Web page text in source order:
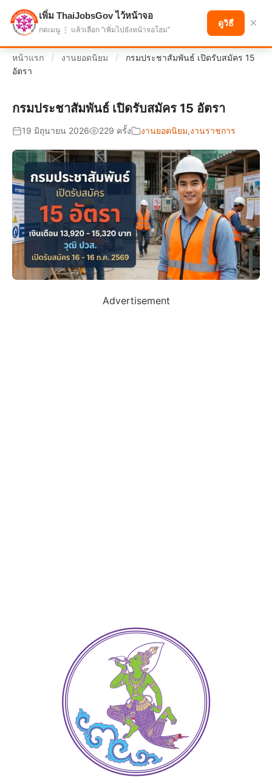
แบ่งปันโอกาส เพื่ออนาคตที่ก้าวหน้า
หน้าแรก / งานยอดนิยม /
กรมประชาสัมพันธ์ เปิดรับสมัคร 15
อัตรา
กรมประชาสัมพันธ์ เปิดรับสมัคร 15 อัตรา
19 มิถุนายน 2026 229 ครั้ง งานยอดนิยม,งานราชการ
Advertisement
เพิ่ม ThaiJobsGov ไว้หน้าจอ
กดเมนู ⋮ แล้วเลือก "เพิ่มไปยังหน้าจอโฮม"
ดูวิธี ×